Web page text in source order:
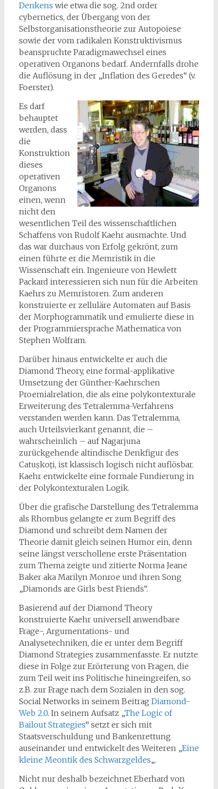
Denkens wie etwa die sog. 2nd order
cybernetics, der Übergang von der
Selbstorganisationstheorie zur Autopoiese
sowie der vom radikalen Konstruktivismus
beanspruchte Paradigmawechsel eines
operativen Organons bedarf. Andernfalls drohe
die Auflösung in der „Inflation des Geredes“ (v.
Foerster).
Es darf
behauptet
werden, dass
die
Konstruktion
dieses
operativen
Organons
einen, wenn
nicht den
wesentlichen Teil des wissenschaftlichen
Schaffens von Rudolf Kaehr ausmachte. Und
das war durchaus von Erfolg gekrönt, zum
einen führte er die Memristik in die
Wissenschaft ein. Ingenieure von Hewlett
Packard interessieren sich nun für die Arbeiten
Kaehrs zu Memristoren. Zum anderen
konstruierte er zelluläre Automaten auf Basis
der Morphogrammatik und emulierte diese in
der Programmiersprache Mathematica von
Stephen Wolfram.
Darüber hinaus entwickelte er auch die
Diamond Theory, eine formal-applikative
Umsetzung der Günther-Kaehrschen
Proemialrelation, die als eine polykontexturale
Erweiterung des Tetralemma-Verfahrens
verstanden werden kann. Das Tetralemma,
auch Urteilsvierkant genannt, die –
wahrscheinlich – auf Nagarjuna
zurückgehende altindische Denkfigur des
Catuṣkoṭi, ist klassisch logisch nicht auflösbar.
Kaehr entwickelte eine formale Fundierung in
der Polykontexturalen Logik.
Über die grafische Darstellung des Tetralemma
als Rhombus gelangte er zum Begriff des
Diamond und schreibt dem Namen der
Theorie damit gleich seinen Humor ein, denn
seine längst verschollene erste Präsentation
zum Thema zeigte und zitierte Norma Jeane
Baker aka Marilyn Monroe und ihren Song
„Diamonds are Girls best Friends“.
Basierend auf der Diamond Theory
konstruierte Kaehr universell anwendbare
Frage-, Argumentations- und
Analysetechniken, die er unter dem Begriff
Diamond Strategies zusammenfasste. Er nutzte
diese in Folge zur Erörterung von Fragen, die
zum Teil weit ins Politische hineingreifen, so
z.B. zur Frage nach dem Sozialen in den sog.
Social Networks in seinem Beitrag Diamond-
Web 2.0. In seinem Aufsatz „The Logic of
Bailout Strategies“ setzt er sich mit
Staatsverschuldung und Bankenrettung
auseinander und entwickelt des Weiteren „Eine
kleine Meontik des Schwarzgeldes„.
Nicht nur deshalb bezeichnet Eberhard von